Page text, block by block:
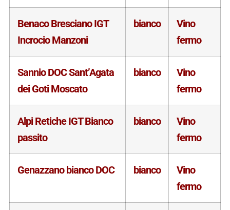
Benaco Bresciano IGT
Incrocio Manzoni
bianco
Vino
fermo
Sannio DOC Sant’Agata
dei Goti Moscato
bianco
Vino
fermo
Alpi Retiche IGT Bianco
passito
bianco
Vino
fermo
Genazzano bianco DOC bianco
Vino
fermo